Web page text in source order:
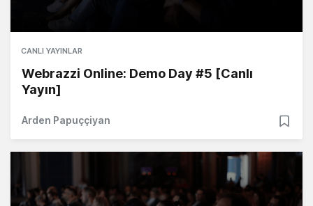
CANLI YAYINLAR
Webrazzi Online: Demo Day #5 [Canlı
Yayın]
Arden Papuççiyan